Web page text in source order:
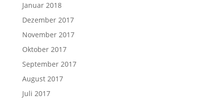
Januar 2018
Dezember 2017
November 2017
Oktober 2017
September 2017
August 2017
Juli 2017